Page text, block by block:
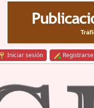
Iniciar sesión Registrarse